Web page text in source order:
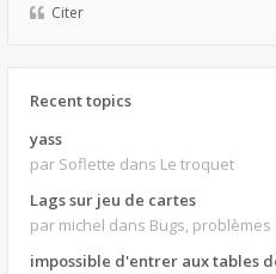
Citer
Recent topics
yass
par Soflette dans Le troquet
Lags sur jeu de cartes
par michel dans Bugs,
impossible d'entrer aux